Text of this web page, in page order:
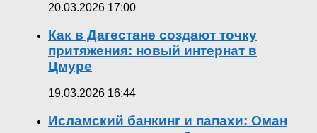
20.03.2026 17:00
Как в Дагестане создают точку
притяжения: новый интернат в
Цмуре
19.03.2026 16:44
Исламский банкинг и папахи: Оман